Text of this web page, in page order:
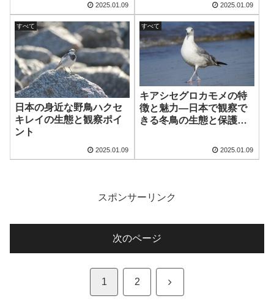
2025.01.09 2025.01.09
すべて
日本の身近な野鳥ハクセ
キレイの生態と観察ポイ
ント
2025.01.09
すべて
キアシセグロカモメの特
徴と魅力—日本で観察で
きる冬鳥の生態と保護の
2025.01.09
スポンサーリンク
次のページ
1 2 次